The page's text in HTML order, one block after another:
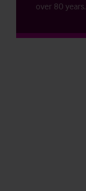
over 80 years.